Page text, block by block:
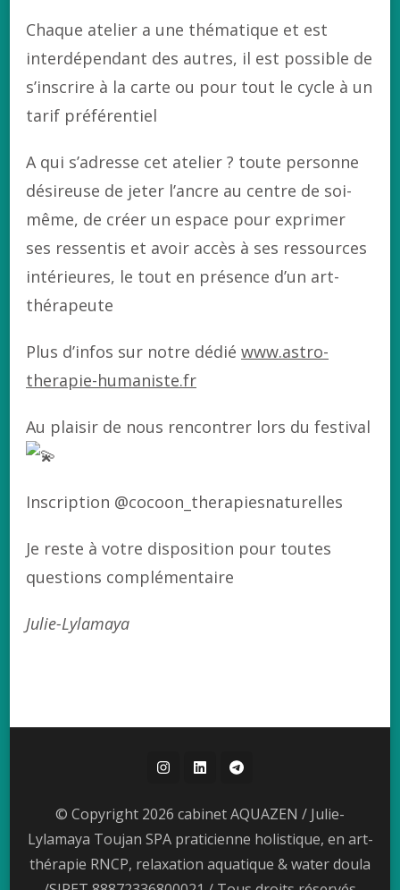
Chaque atelier a une thématique et est
interdépendant des autres, il est possible de
s’inscrire à la carte ou pour tout le cycle à un
tarif préférentiel
A qui s’adresse cet atelier ? toute personne
désireuse de jeter l’ancre au centre de soi-
même, de créer un espace pour exprimer
ses ressentis et avoir accès à ses ressources
intérieures, le tout en présence d’un art-
thérapeute
Plus d’infos sur notre dédié www.astro-
therapie-humaniste.fr
Au plaisir de nous rencontrer lors du festival
Inscription @cocoon_therapiesnaturelles
Je reste à votre disposition pour toutes
questions complémentaire
Julie-Lylamaya
© Copyright 2026 cabinet AQUAZEN / Julie-
Lylamaya Toujan SPA praticienne holistique, en art-
thérapie RNCP, relaxation aquatique & water doula